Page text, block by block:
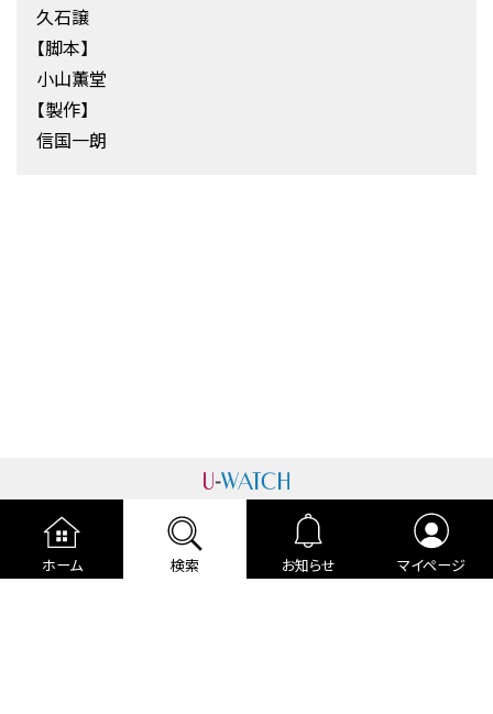
ホーム 検索 お知らせ マイページ
久石譲
【脚本】
小山薫堂
【製作】
信国一朗
運営者情報 プライバシーポリシー
cookieポリシー
利用規約
ご利用ガイド 編集部より
広告掲載について